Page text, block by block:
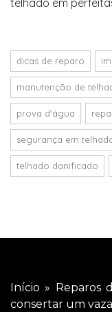
telhado em
dicas de reparo
manutenção de
prova d'água
segurança em
telhado danificado
Início » Reparos
consertar um